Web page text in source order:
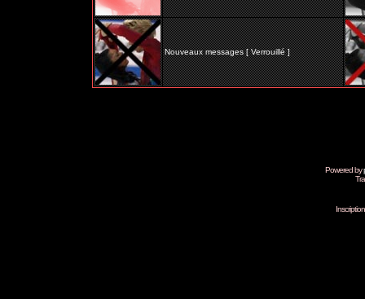
Nouveaux messages [ Verrouillé ]
Powered by